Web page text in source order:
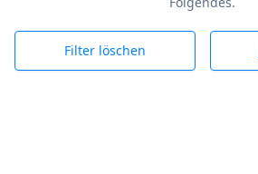
Filter löschen